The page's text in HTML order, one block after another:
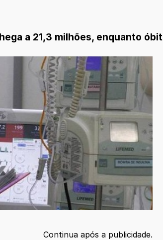
a 21,3 milhões, enquanto
Continua após a publicidade.